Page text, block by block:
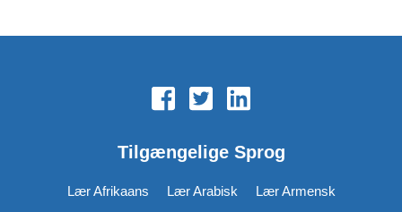
Tilgængelige Sprog
Lær Afrikaans Lær Arabisk
Lær Armensk